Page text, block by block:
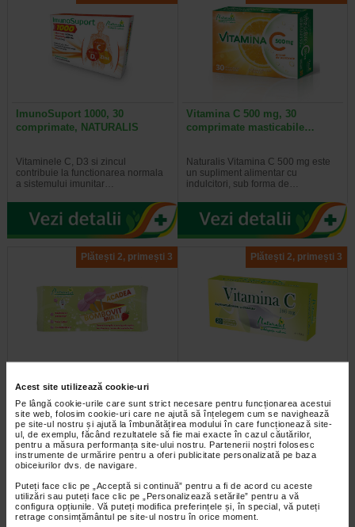
Acest site utilizează cookie-uri
Pe lângă cookie-urile care sunt strict necesare pentru funcționarea acestui
site web, folosim cookie-uri care ne ajută să înțelegem cum se navighează
pe site-ul nostru și ajută la îmbunătățirea modului în care funcționează site-
ul, de exemplu, făcând rezultatele să fie mai exacte în cazul căutărilor,
pentru a măsura performanța site-ului nostru. Partenerii noștri folosesc
instrumente de urmărire pentru a oferi publicitate personalizată pe baza
obiceiurilor dvs. de navigare.
Puteți face clic pe „Acceptă si continuă” pentru a fi de acord cu aceste
utilizări sau puteți face clic pe „Personalizează setările” pentru a vă
configura opțiunile. Vă puteți modifica preferințele și, în special, vă puteți
retrage consimțământul pe site-ul nostru în orice moment.
ImunoSuport 1000, 30
comprimate, NATURALIS
Vitaminele C, D3 si zincul
contribuie la functionarea normala
a sistemului imunitar…
Vitamina C 500 mg, 30
comprimate masticabile…
Naturalis Vitamina C 500 mg este
un supliment alimentar cu
indulcitori, sub forma de…
Plătești 2, primești 3
acadea, NATURALIS
Naturalis Bombovit Multivit este un
supliment alimentar sub forma de
acadea, care ofera un aport…
Plătești 2, primești 3
Naturalis Vitamina C este un
supliment alimentar sub forma de
comprimate masticabile, usor de…
Plătești 2, primești 3 Plătești 2, primești 3